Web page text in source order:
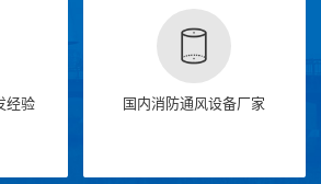
经验 国内消防通风设备厂家